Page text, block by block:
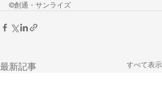
©創通・サンライズ
最新記事 すべて表示